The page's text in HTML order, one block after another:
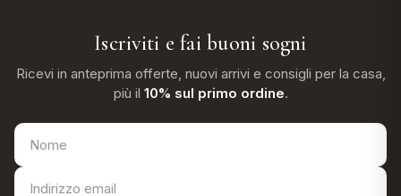
Iscriviti e fai buoni sogni
Ricevi in anteprima offerte, nuovi arrivi e consigli per la casa,
più il 10% sul primo ordine.